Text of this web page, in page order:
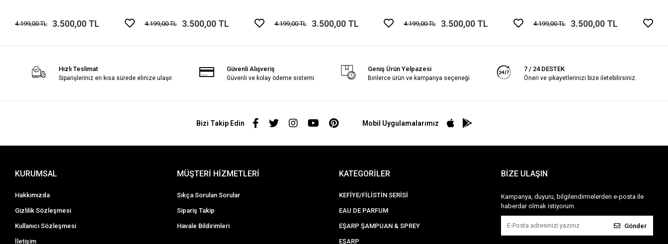
4.199,00 TL 3.500,00 TL 4.199,00 TL 3.500,00 TL 4.199,00 TL 3.500,00 TL 4.199,00 TL 3.500,00 TL 4.199,00 TL 3.500,00 TL
Hızlı Teslimat
Siparişleriniz en kısa sürede elinize ulaşır.
Güvenli Alışveriş
Güvenli ve kolay ödeme sistemi
Geniş Ürün Yelpazesi
Binlerce ürün ve kampanya seçeneği
7 / 24 DESTEK
Öneri ve şikayetlerinizi bize iletebilirsiniz.
Bizi Takip Edin Mobil Uygulamalarımız
KURUMSAL
Hakkımızda
Gizlilik Sözleşmesi
Kullanıcı Sözleşmesi
İletişim
MÜŞTERİ HİZMETLERİ
Sıkça Sorulan Sorular
Sipariş Takip
Havale Bildirimleri
KATEGORİLER
KEFİYE/FİLİSTİN SERİSİ
EAU DE PARFUM
EŞARP ŞAMPUAN & SPREY
EŞARP
BİZE ULAŞIN
Kampanya, duyuru, bilgilendirmelerden e-posta ile
haberdar olmak istiyorum.
Gönder